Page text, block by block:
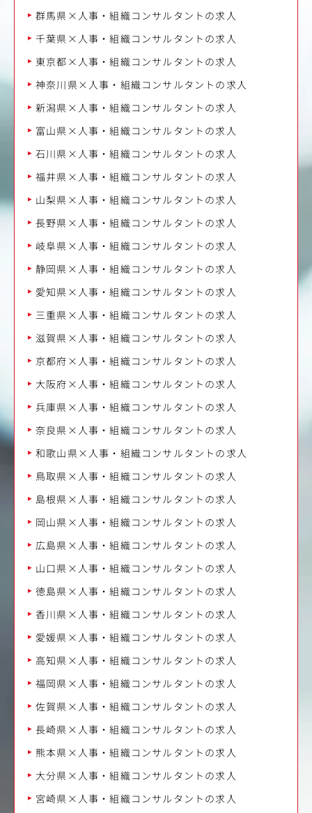
群馬県×人事・組織コンサルタントの求人
千葉県×人事・組織コンサルタントの求人
東京都×人事・組織コンサルタントの求人
神奈川県×人事・組織コンサルタントの求人
新潟県×人事・組織コンサルタントの求人
富山県×人事・組織コンサルタントの求人
石川県×人事・組織コンサルタントの求人
福井県×人事・組織コンサルタントの求人
山梨県×人事・組織コンサルタントの求人
長野県×人事・組織コンサルタントの求人
岐阜県×人事・組織コンサルタントの求人
静岡県×人事・組織コンサルタントの求人
愛知県×人事・組織コンサルタントの求人
三重県×人事・組織コンサルタントの求人
滋賀県×人事・組織コンサルタントの求人
京都府×人事・組織コンサルタントの求人
大阪府×人事・組織コンサルタントの求人
兵庫県×人事・組織コンサルタントの求人
奈良県×人事・組織コンサルタントの求人
和歌山県×人事・組織コンサルタントの求人
鳥取県×人事・組織コンサルタントの求人
島根県×人事・組織コンサルタントの求人
岡山県×人事・組織コンサルタントの求人
広島県×人事・組織コンサルタントの求人
山口県×人事・組織コンサルタントの求人
徳島県×人事・組織コンサルタントの求人
香川県×人事・組織コンサルタントの求人
愛媛県×人事・組織コンサルタントの求人
高知県×人事・組織コンサルタントの求人
福岡県×人事・組織コンサルタントの求人
佐賀県×人事・組織コンサルタントの求人
長崎県×人事・組織コンサルタントの求人
熊本県×人事・組織コンサルタントの求人
大分県×人事・組織コンサルタントの求人
宮崎県×人事・組織コンサルタントの求人